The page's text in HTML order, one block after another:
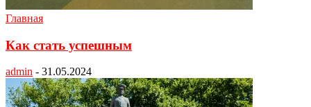
Главная
Как стать успешным
admin - 31.05.2024